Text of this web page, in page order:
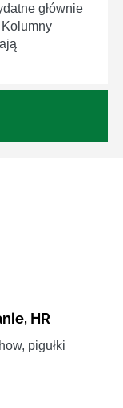
głównie
, HR
pigułki